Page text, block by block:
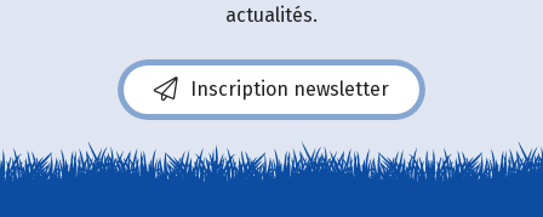
actualités.
Inscription newsletter